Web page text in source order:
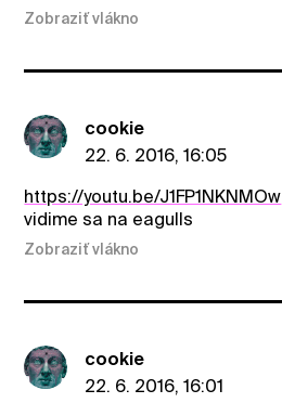
Zobraziť vlákno
cookie
22. 6. 2016, 16:05
https://youtu.be/J1FP1NKNMOw
vidime sa na eagulls
Zobraziť vlákno
cookie
22. 6. 2016, 16:01